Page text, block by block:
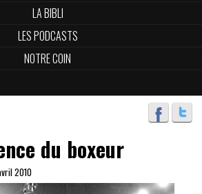
LA BIBLI
LES PODCASTS
NOTRE COIN
du boxeur
2010